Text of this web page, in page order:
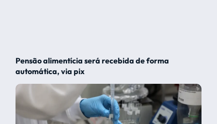
Pensão alimentícia será recebida de forma
automática, via pix